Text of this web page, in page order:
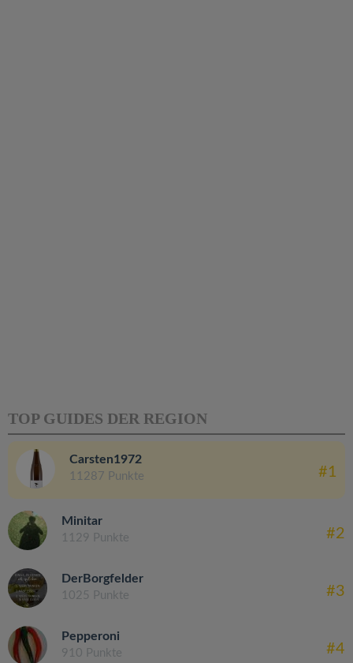
TOP GUIDES DER REGION
Carsten1972
11287 Punkte #1
Minitar
1129 Punkte #2
DerBorgfelder
1025 Punkte #3
Pepperoni
910 Punkte #4